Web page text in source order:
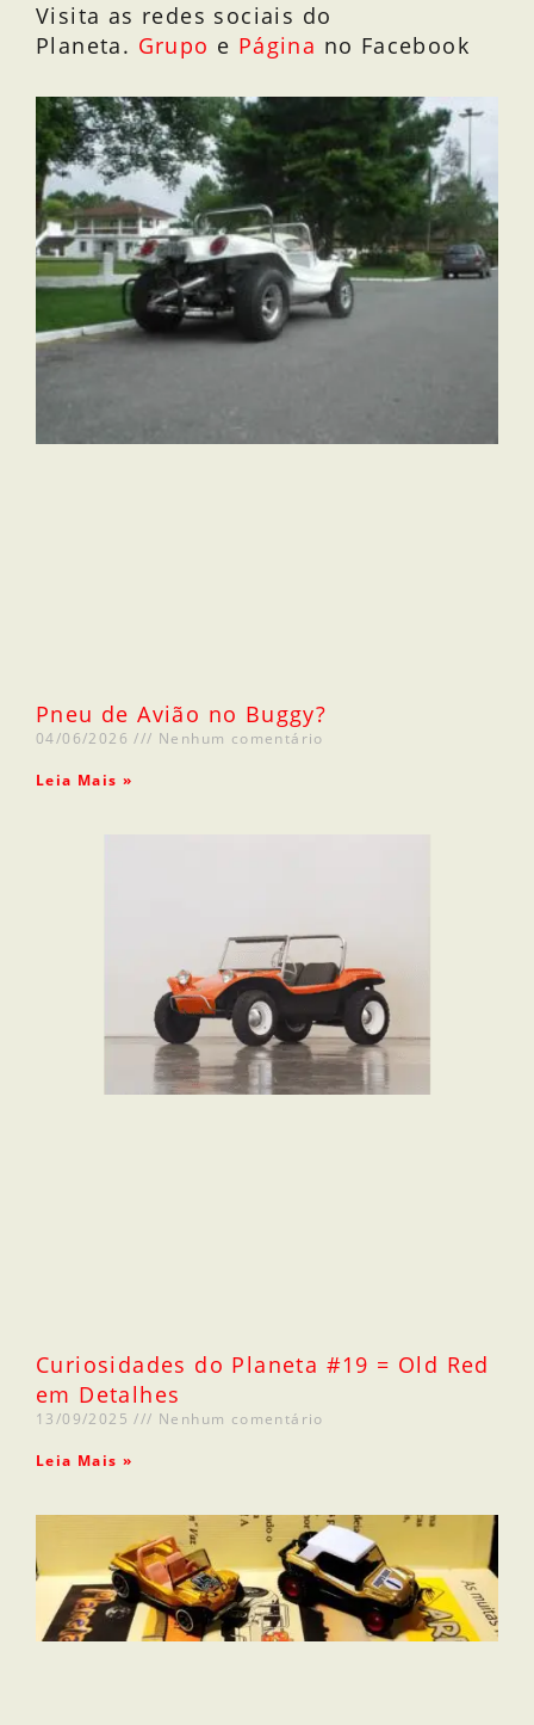
Visita as redes sociais do
Planeta. Grupo e Página no Facebook
Pneu de Avião no Buggy?
04/06/2026 Nenhum comentário
Leia Mais »
Curiosidades do Planeta #19 = Old Red
em Detalhes
13/09/2025 Nenhum comentário
Leia Mais »